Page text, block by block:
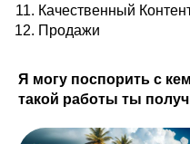
Качественный
Продажи
Я могу поспорить с
такой работы ты